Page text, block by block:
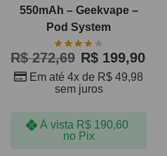
550mAh – Geekvape –
Pod System
R$272,69 R$ 199,90
Em até 4x de R$ 49,98
sem juros
À vista R$ 190,60
no Pix